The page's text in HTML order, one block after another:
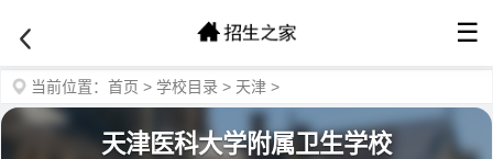
☰
当前位置： 首页 > 学校目录 > 天津 >
天津医科大学附属卫生学校